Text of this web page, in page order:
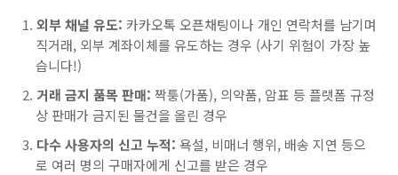
외부 채널 유도: 카카오톡 오픈채팅이나 개인 연락처를 남기며
직거래, 외부 계좌이체를 유도하는 경우 (사기 위험이 가장 높
습니다!)
거래 금지 품목 판매: 짝퉁(가품), 의약품, 암표 등 플랫폼 규정
상 판매가 금지된 물건을 올린 경우
다수 사용자의 신고 누적: 욕설, 비매너 행위, 배송 지연 등으
로 여러 명의 구매자에게 신고를 받은 경우